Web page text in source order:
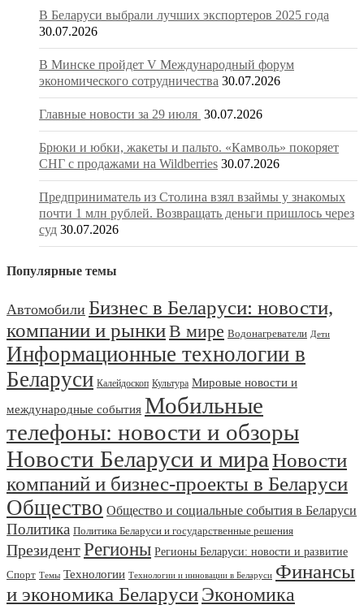
В Беларуси выбрали лучших экспортеров 2025 года
30.07.2026
В Минске пройдет V Международный форум
экономического сотрудничества 30.07.2026
Главные новости за 29 июля 30.07.2026
Брюки и юбки, жакеты и пальто. «Камволь» покоряет
СНГ с продажами на Wildberries 30.07.2026
Предприниматель из Столина взял взаймы у знакомых
почти 1 млн рублей. Возвращать деньги пришлось через
суд 30.07.2026
Популярные темы
Автомобили Бизнес в Беларуси: новости,
компании и рынкиВ мире Водонагреватели Дети
Информационные технологии в
Беларуси Калейдоскоп Культура Мировые новости и
международные события Мобильные
телефоны: новости и обзоры
Новости Беларуси и мира Новости
компаний и бизнес-проекты в Беларуси
Общество Общество и социальные события в Беларуси
Политика Политика Беларуси и государственные решения
ПрезидентРегионы Регионы Беларуси: новости и развитие
Спорт Темы Технологии Технологии и инновации в Беларуси Финансы
и экономика БеларусиЭкономика